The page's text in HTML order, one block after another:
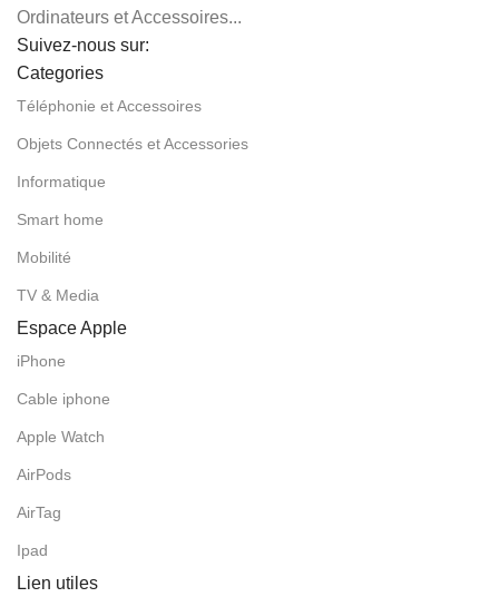
Ordinateurs et Accessoires...
Suivez-nous sur:
Categories
Téléphonie et Accessoires
Objets Connectés et Accessories
Informatique
Smart home
Mobilité
TV & Media
Espace Apple
iPhone
Cable iphone
Apple Watch
AirPods
AirTag
Ipad
Lien utiles